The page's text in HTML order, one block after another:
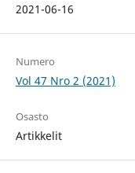
2021-06-16
Numero
Vol 47 Nro 2 (2021)
Osasto
Artikkelit